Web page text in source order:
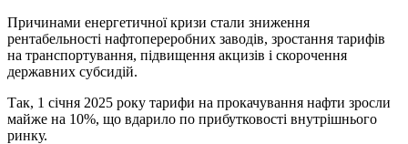
Причинами енергетичної кризи стали зниження
рентабельності нафтопереробних заводів, зростання тарифів
на транспортування, підвищення акцизів і скорочення
державних субсидій.
Так, 1 січня 2025 року тарифи на прокачування нафти зросли
майже на 10%, що вдарило по прибутковості внутрішнього
ринку.